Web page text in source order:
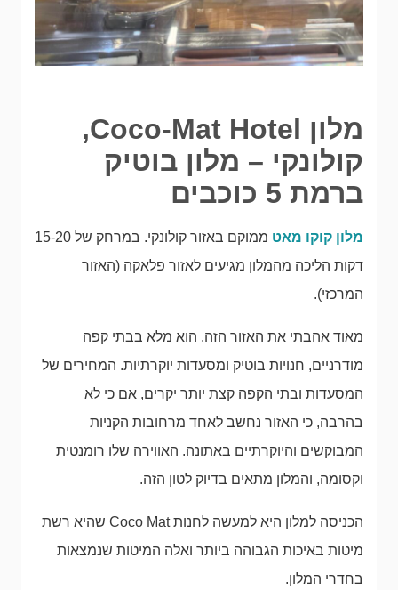
מלון Coco-Mat Hotel,
קולונקי – מלון בוטיק
ברמת 5 כוכבים
מלון קוקו מאט
ממוקם באזור קולונקי. במרחק של 15-20
דקות הליכה מהמלון מגיעים לאזור פלאקה (האזור
המרכזי).
מאוד אהבתי את האזור הזה. הוא מלא בבתי קפה
מודרניים, חנויות בוטיק ומסעדות יוקרתיות. המחירים של
המסעדות ובתי הקפה קצת יותר יקרים, אם כי לא
בהרבה, כי האזור נחשב לאחד מרחובות הקניות
המבוקשים והיוקרתיים באתונה. האווירה שלו רומנטית
וקסומה, והמלון מתאים בדיוק לטון הזה.
הכניסה למלון היא למעשה לחנות Coco Mat שהיא רשת
מיטות באיכות הגבוהה ביותר ואלה המיטות שנמצאות
בחדרי המלון.